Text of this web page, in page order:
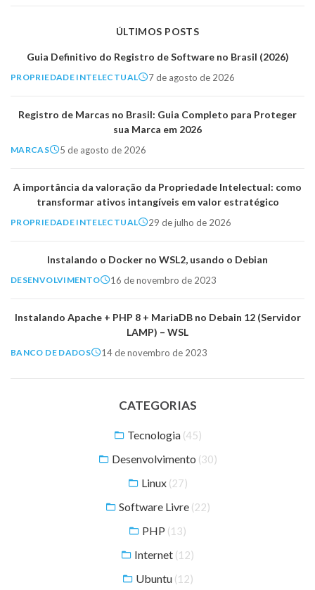
ÚLTIMOS POSTS
Guia Definitivo do Registro de Software no Brasil (2026)
PROPRIEDADE INTELECTUAL 7 de agosto de 2026
Registro de Marcas no Brasil: Guia Completo para Proteger
sua Marca em 2026
MARCAS 5 de agosto de 2026
A importância da valoração da Propriedade Intelectual: como
transformar ativos intangíveis em valor estratégico
PROPRIEDADE INTELECTUAL 29 de julho de 2026
Instalando o Docker no WSL2, usando o Debian
DESENVOLVIMENTO 16 de novembro de 2023
Instalando Apache + PHP 8 + MariaDB no Debain 12 (Servidor
LAMP) – WSL
BANCO DE DADOS 14 de novembro de 2023
CATEGORIAS
Tecnologia (45)
Desenvolvimento (30)
Linux (27)
Software Livre (22)
PHP (13)
Internet (12)
Ubuntu (12)